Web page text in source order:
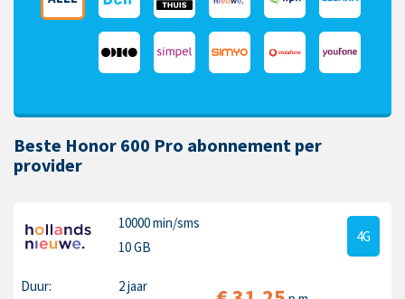
Beste Honor 600 Pro abonnement per
provider
10000 min/sms
10 GB
4G
Duur:
2 jaar